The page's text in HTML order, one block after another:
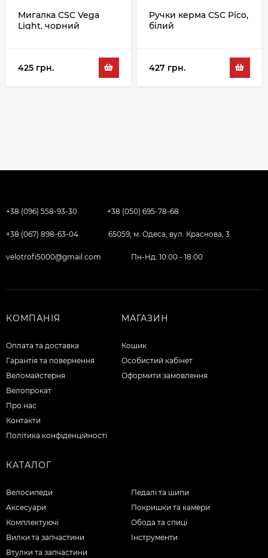
Мигалка CSC Vega
Light, чорний
425 грн.
Ручки керма CSC Pico,
білий
427 грн.
+38 (096) 558-93-30 +38 (050) 695-78-68
+38 (067) 898-63-04 65059, м. Одеса, вул. Краснова, 3
velotrofi5000@gmail.com Пн-Нд: 10:00 - 18:00
КОМПАНІЯ
Оплата та доставка
Гарантія та повернення
Веломайстерня
Велопрокат
Про нас
Контакти
Політика конфіденційності
МАГАЗИН
Кошик
Особистий кабінет
Оформити замовлення
КАТАЛОГ
Велосипеди
Аксесуари
Комплектуючі
Вилки та запчастини
Втулки та запчастини
Педалі та шипи
Покришки та камери
Обода та спиці
Інструменти